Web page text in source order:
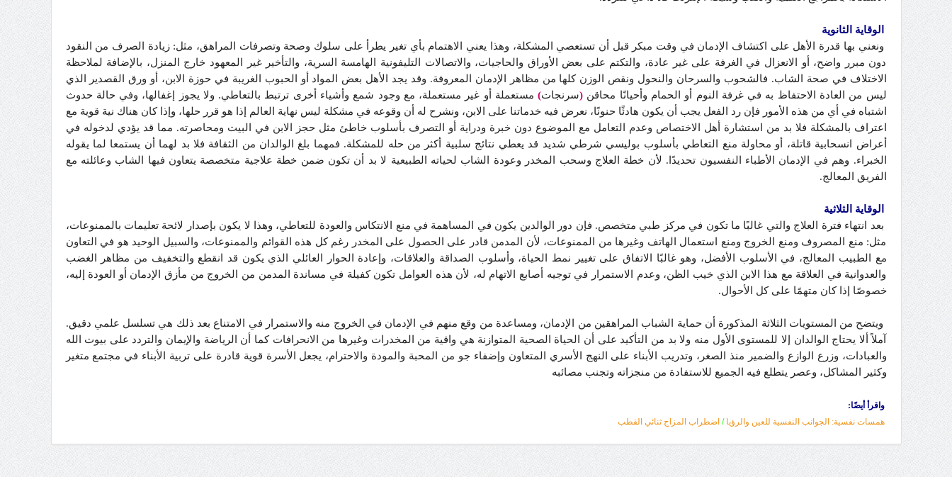
الوقاية الثانوية
ونعني بها قدرة الأهل على اكتشاف الإدمان في وقت مبكر قبل أن تستعصي المشكلة، وهذا يعني الاهتمام بأي تغير يطرأ على سلوك وصحة وتصرفات المراهق، مثل: زيادة الصرف من النقود
دون مبرر واضح، أو الانعزال في الغرفة على غير عادة، والتكتم على بعض الأوراق والحاجيات، والاتصالات التليفونية الهامسة السرية، والتأخير غير المعهود خارج المنزل، بالإضافة لملاحظة
الاختلاف في صحة الشاب. فالشحوب والسرحان والنحول ونقص الوزن كلها من مظاهر الإدمان المعروفة. وقد يجد الأهل بعض المواد أو الحبوب الغريبة في حوزة الابن، أو ورق القصدير الذي
ليس من العادة الاحتفاظ به في غرفة النوم أو الحمام وأحيانًا محاقن (سرنجات)مستعملة أو غير مستعملة، مع وجود شمع وأشياء أخرى ترتبط بالتعاطي. ولا يجوز إغفالها، وفي حالة حدوث
اشتباه في أي من هذه الأمور فإن رد الفعل يجب أن يكون هادئًا حنونًا، نعرض فيه خدماتنا على الابن، ونشرح له أن وقوعه في مشكلة ليس نهاية العالم إذا هو قرر حلها، وإذا كان هناك نية قوية مع
اعتراف بالمشكلة فلا بد من استشارة أهل الاختصاص وعدم التعامل مع الموضوع دون خبرة ودراية أو التصرف بأسلوب خاطئ مثل حجز الابن في البيت ومحاصرته. مما قد يؤدي لدخوله في
أعراض انسحابية قاتلة، أو محاولة منع التعاطي بأسلوب بوليسي شرطي شديد قد يعطي نتائج سلبية أكثر من حله للمشكلة. فمهما بلغ الوالدان من الثقافة فلا بد لهما أن يستمعا لما يقوله
الخبراء. وهم في الإدمان الأطباء النفسيون تحديدًا. لأن خطة العلاج وسحب المخدر وعودة الشاب لحياته الطبيعية لا بد أن تكون ضمن خطة علاجية متخصصة يتعاون فيها الشاب وعائلته مع
الفريق المعالج.
الوقاية الثلاثية
بعد انتهاء فترة العلاج والتي غالبًا ما تكون في مركز طبي متخصص. فإن دور الوالدين يكون في المساهمة في منع الانتكاس والعودة للتعاطي، وهذا لا يكون بإصدار لائحة تعليمات بالممنوعات،
مثل: منع المصروف ومنع الخروج ومنع استعمال الهاتف وغيرها من الممنوعات، لأن المدمن قادر على الحصول على المخدر رغم كل هذه القوائم والممنوعات، والسبيل الوحيد هو في التعاون
مع الطبيب المعالج، في الأسلوب الأفضل، وهو غالبًا الاتفاق على تغيير نمط الحياة، وأسلوب الصداقة والعلاقات، وإعادة الحوار العائلي الذي يكون قد انقطع والتخفيف من مظاهر الغضب
والعدوانية في العلاقة مع هذا الابن الذي خيب الظن، وعدم الاستمرار في توجيه أصابع الاتهام له، لأن هذه العوامل تكون كفيلة في مساندة المدمن من الخروج من مأزق الإدمان أو العودة إليه،
خصوصًا إذا كان متهمًا على كل الأحوال.
ويتضح من المستويات الثلاثة المذكورة أن حماية الشباب المراهقين من الإدمان، ومساعدة من وقع منهم في الإدمان في الخروج منه والاستمرار في الامتناع بعد ذلك هي تسلسل علمي دقيق.
آملاً ألا يحتاج الوالدان إلا للمستوى الأول منه ولا بد من التأكيد على أن الحياة الصحية المتوازنة هي واقية من المخدرات وغيرها من الانحرافات كما أن الرياضة والإيمان والتردد على بيوت الله
والعبادات، وزرع الوازع والضمير منذ الصغر، وتدريب الأبناء على النهج الأسري المتعاون وإضفاء جو من المحبة والمودة والاحترام، يجعل الأسرة قوية قادرة على تربية الأبناء في مجتمع متغير
وكثير المشاكل، وعصر يتطلع فيه الجميع للاستفادة من منجزاته وتجنب مصائبه
واقرأ أيضًا:
همسات نفسية: الجوانب النفسية للعين والرؤيا / اضطراب المزاج ثنائي القطب